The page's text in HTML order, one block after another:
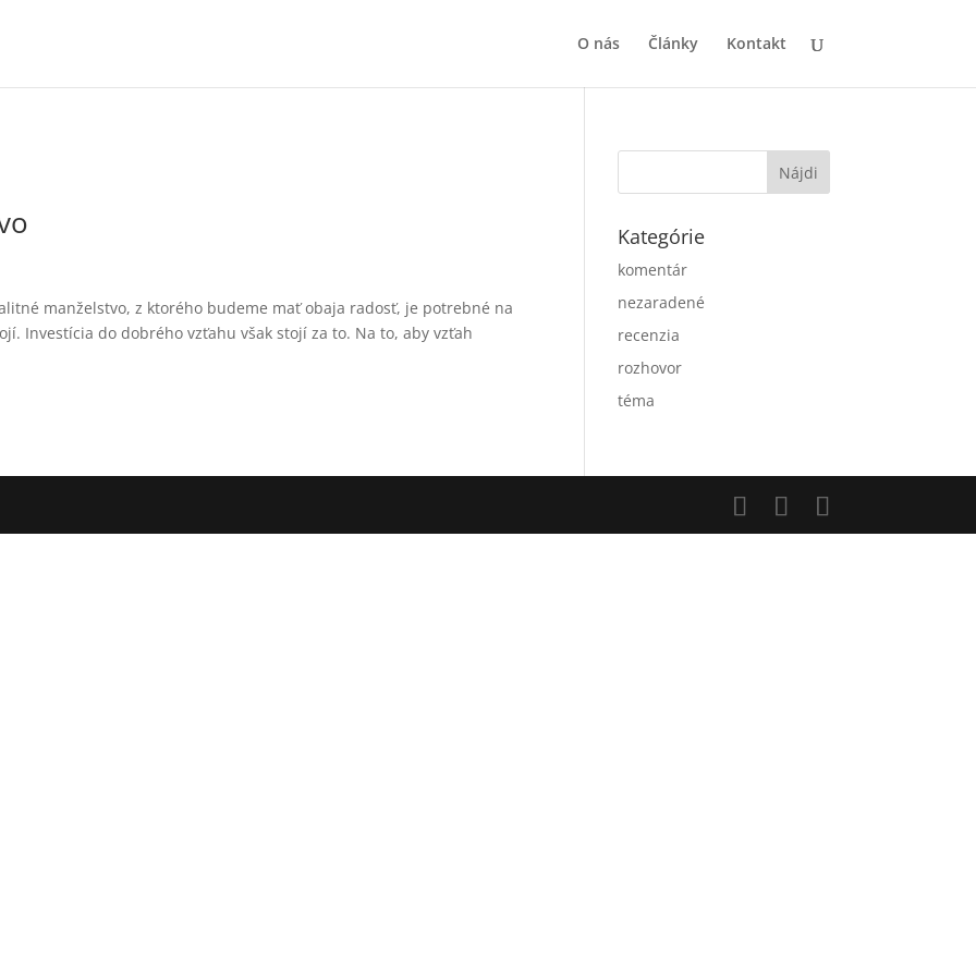
O nás Články Kontakt
manželstvo, z ktorého budeme mať obaja radosť, je potrebné na
Investícia do dobrého vzťahu však stojí za to. Na to, aby vzťah
Kategórie
komentár
nezaradené
recenzia
rozhovor
téma